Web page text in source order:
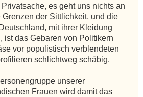
es geht uns nichts an
der Sittlichkeit, und die
mit ihrer Kleidung
ist das Gebaren von Politikern
vor populistisch verblendeten
schlichtweg schäbig.
unserer
Frauen wird damit das